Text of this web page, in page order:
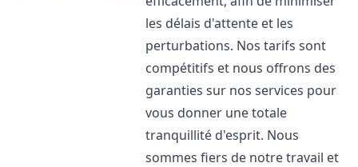
les délais d'attente et les
perturbations. Nos tarifs sont
compétitifs et nous offrons des
garanties sur nos services pour
vous donner une totale
tranquillité d'esprit. Nous
sommes fiers de notre travail et